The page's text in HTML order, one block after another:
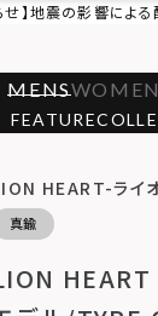
せ】地震の影響によ
MENS
FEATURE
HEART-ライ
真鍮